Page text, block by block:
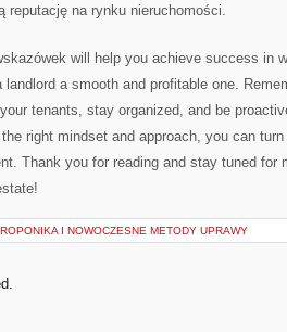
⁤reputację na rynku ⁣nieruchomości.
will help you achieve success in
landlord​ a‍ smooth and profitable‌ one.
tenants, stay organized, and be
‌right mindset and ‌approach, ⁢you can
Thank ‍you ⁣for reading and stay tuned for
I NOWOCZESNE METODY UPRAWY